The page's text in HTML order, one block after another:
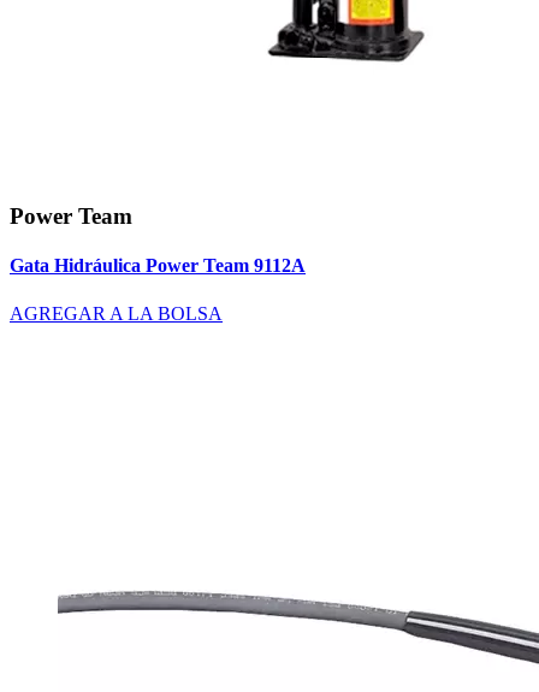
Power Team
Gata Hidráulica Power Team 9112A
AGREGAR A LA BOLSA